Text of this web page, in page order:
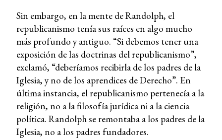
Sin embargo, en la mente de Randolph, el
republicanismo tenía sus raíces en algo mucho
más profundo y antiguo. “Si debemos tener una
exposición de las doctrinas del republicanismo”,
exclamó, “deberíamos recibirla de los padres de la
Iglesia, y no de los aprendices de Derecho”. En
última instancia, el republicanismo pertenecía a la
religión, no a la filosofía jurídica ni a la ciencia
política. Randolph se remontaba a los padres de la
Iglesia, no a los padres fundadores.